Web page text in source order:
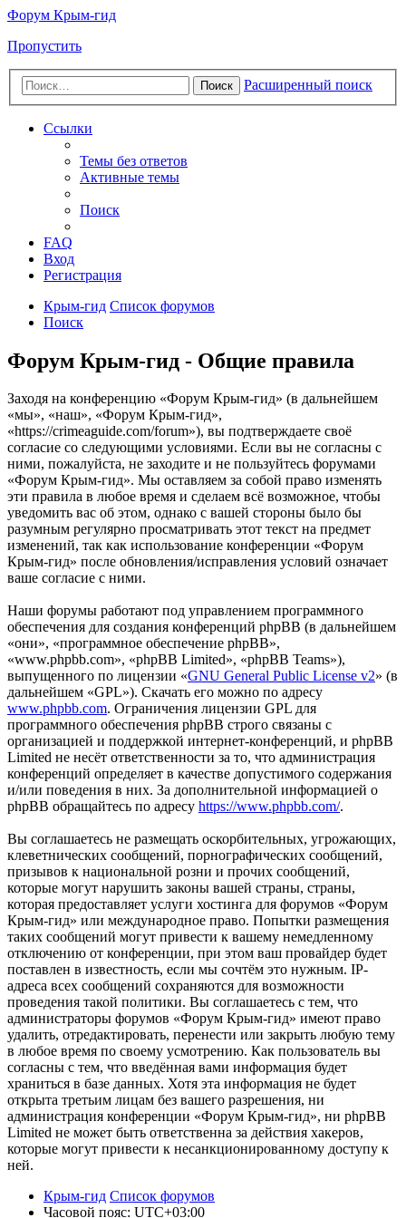
Форум Крым-гид
Пропустить
Поиск Расширенный поиск
Ссылки
Темы без ответов
Активные темы
Поиск
FAQ
Вход
Регистрация
Крым-гид Список форумов
Поиск
Форум Крым-гид - Общие правила
Заходя на конференцию «Форум Крым-гид» (в дальнейшем
«мы», «наш», «Форум Крым-гид»,
«https://crimeaguide.com/forum»), вы подтверждаете своё
согласие со следующими условиями. Если вы не согласны с
ними, пожалуйста, не заходите и не пользуйтесь форумами
«Форум Крым-гид». Мы оставляем за собой право изменять
эти правила в любое время и сделаем всё возможное, чтобы
уведомить вас об этом, однако с вашей стороны было бы
разумным регулярно просматривать этот текст на предмет
изменений, так как использование конференции «Форум
Крым-гид» после обновления/исправления условий означает
ваше согласие с ними.
Наши форумы работают под управлением программного
обеспечения для создания конференций phpBB (в дальнейшем
«они», «программное обеспечение phpBB»,
«www.phpbb.com», «phpBB Limited», «phpBB Teams»),
выпущенного по лицензии «GNU General Public License v2» (в
дальнейшем «GPL»). Скачать его можно по адресу
www.phpbb.com. Ограничения лицензии GPL для
программного обеспечения phpBB строго связаны с
организацией и поддержкой интернет-конференций, и phpBB
Limited не несёт ответственности за то, что администрация
конференций определяет в качестве допустимого содержания
и/или поведения в них. За дополнительной информацией о
phpBB обращайтесь по адресу https://www.phpbb.com/.
Вы соглашаетесь не размещать оскорбительных, угрожающих,
клеветнических сообщений, порнографических сообщений,
призывов к национальной розни и прочих сообщений,
которые могут нарушить законы вашей страны, страны,
которая предоставляет услуги хостинга для форумов «Форум
Крым-гид» или международное право. Попытки размещения
таких сообщений могут привести к вашему немедленному
отключению от конференции, при этом ваш провайдер будет
поставлен в известность, если мы сочтём это нужным. IP-
адреса всех сообщений сохраняются для возможности
проведения такой политики. Вы соглашаетесь с тем, что
администраторы форумов «Форум Крым-гид» имеют право
удалить, отредактировать, перенести или закрыть любую тему
в любое время по своему усмотрению. Как пользователь вы
согласны с тем, что введённая вами информация будет
храниться в базе данных. Хотя эта информация не будет
открыта третьим лицам без вашего разрешения, ни
администрация конференции «Форум Крым-гид», ни phpBB
Limited не может быть ответственна за действия хакеров,
которые могут привести к несанкционированному доступу к
ней.
Крым-гид Список форумов
Часовой пояс: UTC+03:00